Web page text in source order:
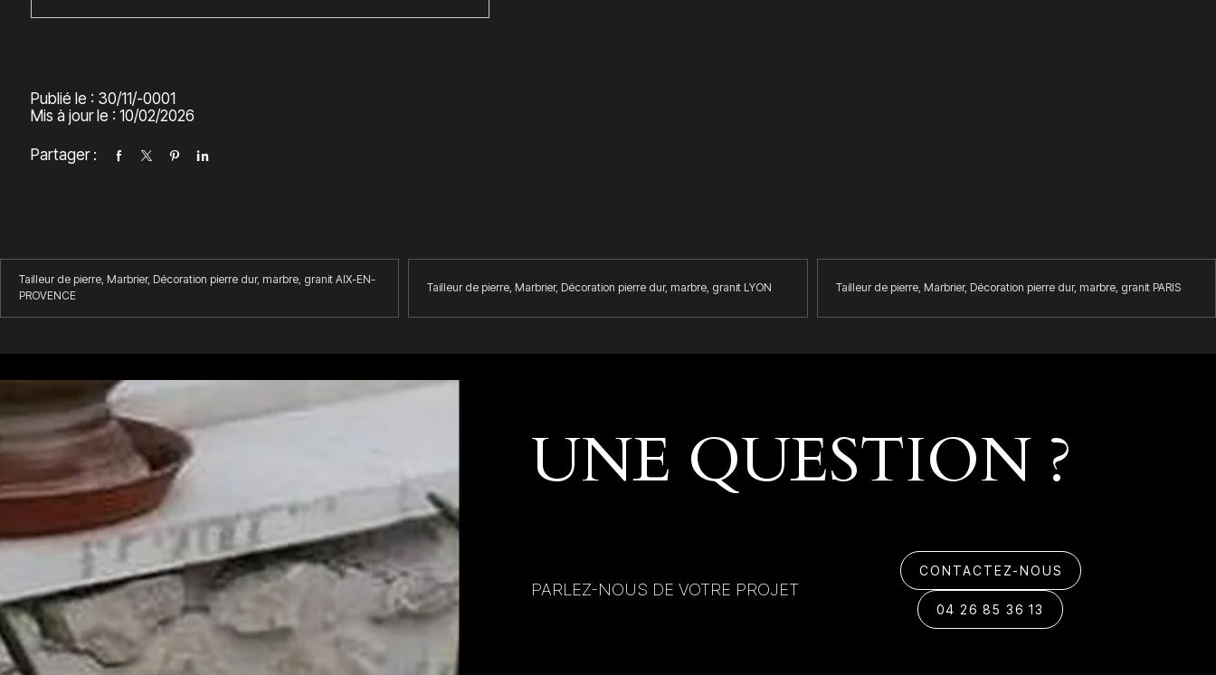
Publié le : 30/11/-0001
Mis à jour le : 10/02/2026
Partager :
Tailleur de pierre, Marbrier, Décoration pierre dur, marbre, granit AIX-EN-
PROVENCE
Tailleur de pierre, Marbrier, Décoration pierre dur, marbre, granit LYON Tailleur de pierre, Marbrier, Décoration pierre dur, marbre, granit PARIS
UNE QUESTION ?
PARLEZ-NOUS DE VOTRE PROJET
CONTACTEZ-NOUS
04 26 85 36 13